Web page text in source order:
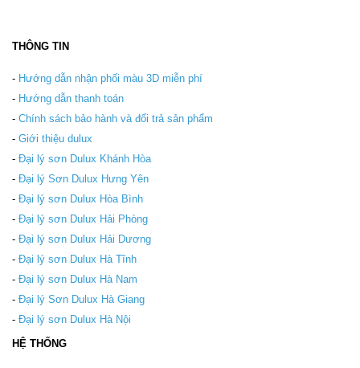
THÔNG TIN
- Hướng dẫn nhận phối màu 3D miễn phí
- Hướng dẫn thanh toán
- Chính sách bảo hành và đổi trả sản phẩm
- Giới thiệu dulux
- Đại lý sơn Dulux Khánh Hòa
- Đại lý Sơn Dulux Hưng Yên
- Đại lý sơn Dulux Hòa Bình
- Đại lý sơn Dulux Hải Phòng
- Đại lý sơn Dulux Hải Dương
- Đại lý sơn Dulux Hà Tĩnh
- Đại lý sơn Dulux Hà Nam
- Đại lý Sơn Dulux Hà Giang
- Đại lý sơn Dulux Hà Nội
HỆ THỐNG